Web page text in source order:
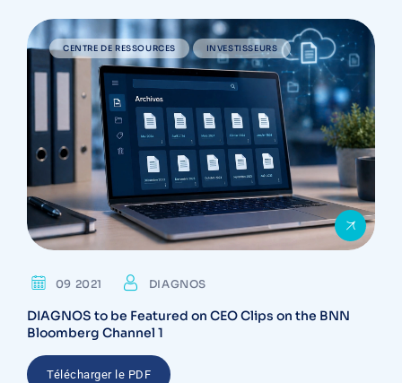
CENTRE DE RESSOURCES INVESTISSEURS
09 2021 DIAGNOS
DIAGNOS to be Featured on CEO Clips on the BNN
Bloomberg Channel 1
Télécharger le PDF